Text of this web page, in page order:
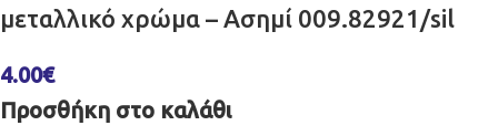
μεταλλικό χρώμα – Ασημί 009.82921/sil
4.00€
Προσθήκη στο καλάθι